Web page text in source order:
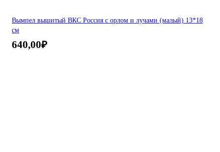
Вымпел вышитый ВКС Россия с орлом и лучами (малый) 13*18
см
640,00₽